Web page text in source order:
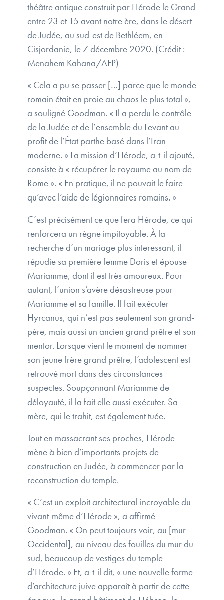
théâtre antique construit par Hérode le Grand
entre 23 et 15 avant notre ère, dans le désert
de Judée, au sud-est de Bethléem, en
Cisjordanie, le 7 décembre 2020. (Crédit :
Menahem Kahana/AFP)
« Cela a pu se passer […] parce que le monde
romain était en proie au chaos le plus total »,
a souligné Goodman. « Il a perdu le contrôle
de la Judée et de l’ensemble du Levant au
profit de l’État parthe basé dans l’Iran
moderne. » La mission d’Hérode, a-t-il ajouté,
consiste à « récupérer le royaume au nom de
Rome ». « En pratique, il ne pouvait le faire
qu’avec l’aide de légionnaires romains. »
C’est précisément ce que fera Hérode, ce qui
renforcera un règne impitoyable. À la
recherche d’un mariage plus interessant, il
répudie sa première femme Doris et épouse
Mariamme, dont il est très amoureux. Pour
autant, l’union s’avère désastreuse pour
Mariamme et sa famille. Il fait exécuter
Hyrcanus, qui n’est pas seulement son grand-
père, mais aussi un ancien grand prêtre et son
mentor. Lorsque vient le moment de nommer
son jeune frère grand prêtre, l’adolescent est
retrouvé mort dans des circonstances
suspectes. Soupçonnant Mariamme de
déloyauté, il la fait elle aussi exécuter. Sa
mère, qui le trahit, est également tuée.
Tout en massacrant ses proches, Hérode
mène à bien d’importants projets de
construction en Judée, à commencer par la
reconstruction du temple.
« C’est un exploit architectural incroyable du
vivant-même d’Hérode », a affirmé
Goodman. « On peut toujours voir, au [mur
Occidental], au niveau des fouilles du mur du
sud, beaucoup de vestiges du temple
d’Hérode. » Et, a-t-il dit, « une nouvelle forme
d’architecture juive apparaît à partir de cette